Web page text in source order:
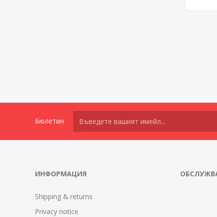
Бюлетин
ИНФОРМАЦИЯ
Shipping & returns
Privacy notice